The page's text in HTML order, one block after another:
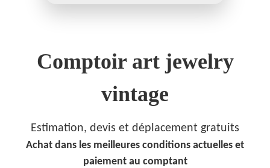
Comptoir art jewelry
vintage
Estimation, devis et déplacement gratuits
Achat dans les meilleures conditions actuelles et
paiement au comptant